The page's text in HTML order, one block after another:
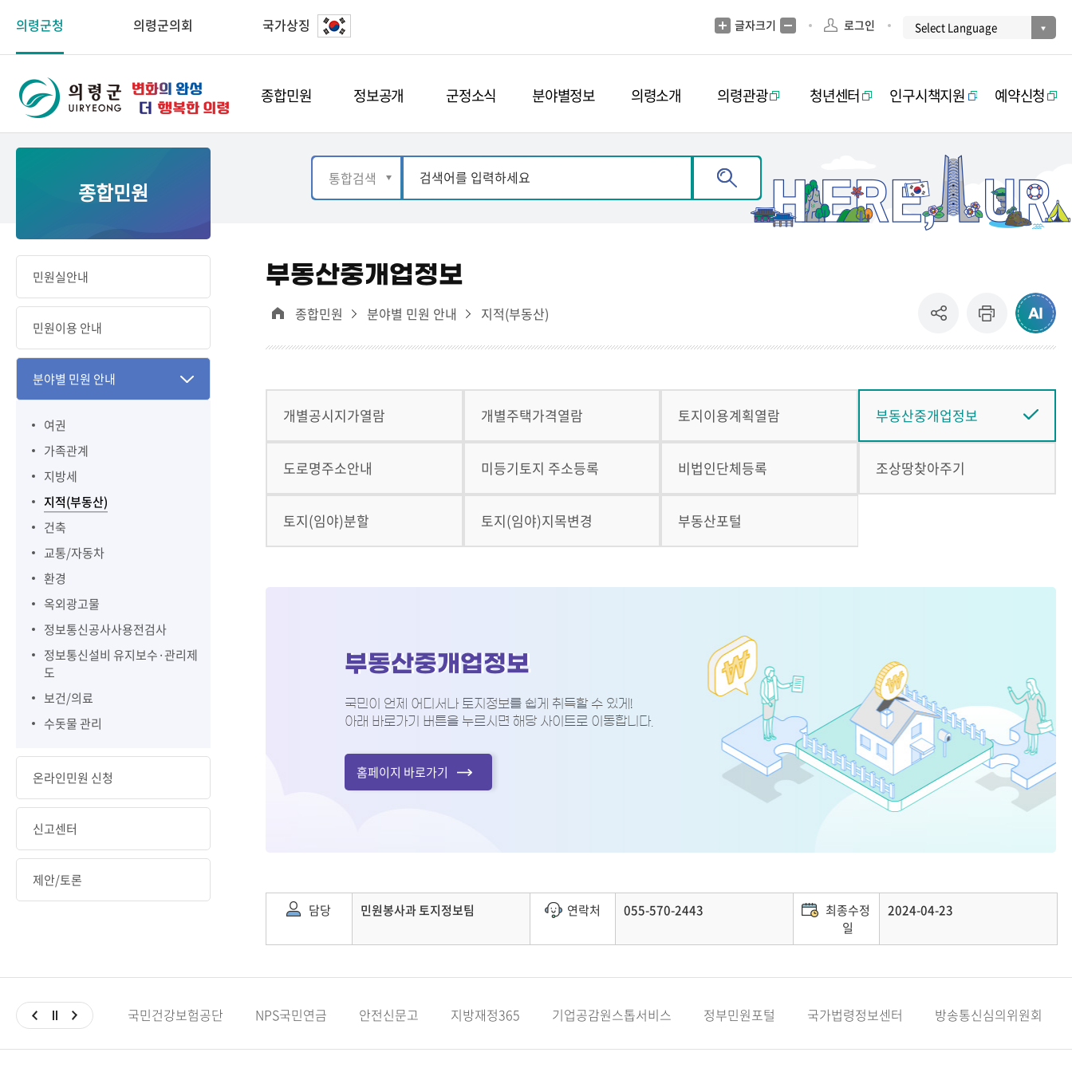
의령군청 의령군의회 국가상징 글자크기 로그인
종합민원 정보공개 군정소식 분야별정보 의령소개 의령관광 청년센터 인구시책지원 예약신청
종합민원
민원실안내
민원이용 안내
분야별 민원 안내
여권
가족관계
지방세
지적(부동산)
건축
교통/자동차
환경
옥외광고물
정보통신공사사용전검사
정보통신설비 유지보수·관리제
도
보건/의료
수돗물 관리
온라인민원 신청
신고센터
제안/토론
부동산중개업정보
종합민원 분야별 민원 안내 지적(부동산)
개별공시지가열람 개별주택가격열람 토지이용계획열람 부동산중개업정보
도로명주소안내 미등기토지 주소등록 비법인단체등록 조상땅찾아주기
토지(임야)분할 토지(임야)지목변경 부동산포털
부동산중개업정보
국민이 언제 어디서나 토지정보를 쉽게 취득할 수 있게!
아래 바로가기 버튼을 누르시면 해당 사이트로 이동합니다.
홈페이지 바로가기
담당 민원봉사과 토지정보팀 연락처 055-570-2443
최종수정
일
2024-04-23
국민건강보험공단 NPS국민연금 안전신문고 지방재정365 기업공감원스톱서비스 정부민원포털 국가법령정보센터 방송통신심의위원회